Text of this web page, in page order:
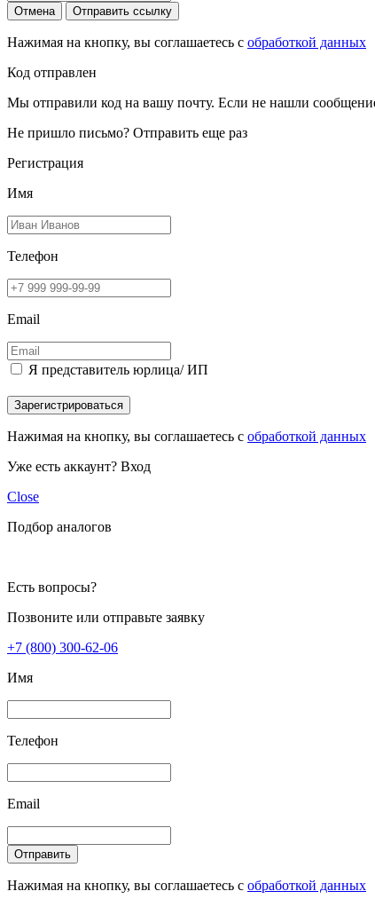
Отмена Отправить ссылку
Нажимая на кнопку, вы соглашаетесь с обработкой данных
Код отправлен
Мы отправили код на вашу почту. Если не нашли
Не пришло письмо? Отправить еще раз
Регистрация
Имя
Телефон
Email
Я представитель юрлица/ ИП
Зарегистрироваться
Нажимая на кнопку, вы соглашаетесь с обработкой данных
Уже есть аккаунт? Вход
Close
Подбор аналогов
Есть вопросы?
Позвоните или отправьте заявку
+7 (800) 300-62-06
Имя
Телефон
Email
Отправить
Нажимая на кнопку, вы соглашаетесь с обработкой данных